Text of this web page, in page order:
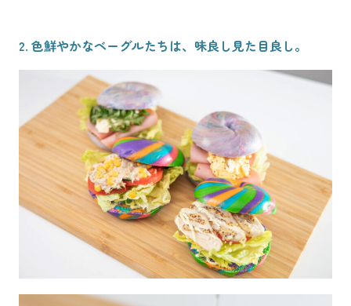
2. 色鮮やかなベーグルたちは、味良し見た目良し。